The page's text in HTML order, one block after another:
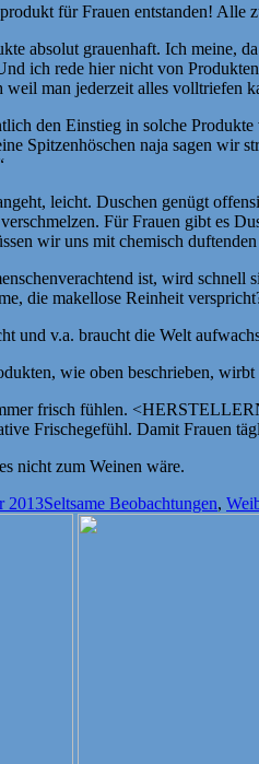
für Frauen entstanden! Alle
absolut grauenhaft. Ich meine,
ich rede hier nicht von
weil man jederzeit alles volltriefen
den Einstieg in solche
Spitzenhöschen naja sagen wir
leicht. Duschen genügt
Für Frauen gibt es
wir uns mit chemisch
ist, wird
die makellose Reinheit
und v.a. braucht die Welt
wie oben beschrieben,
frisch fühlen.
Frischegefühl. Damit Frauen
nicht zum Weinen wäre.
2013Kategorien
Seltsame Beobachtungen,